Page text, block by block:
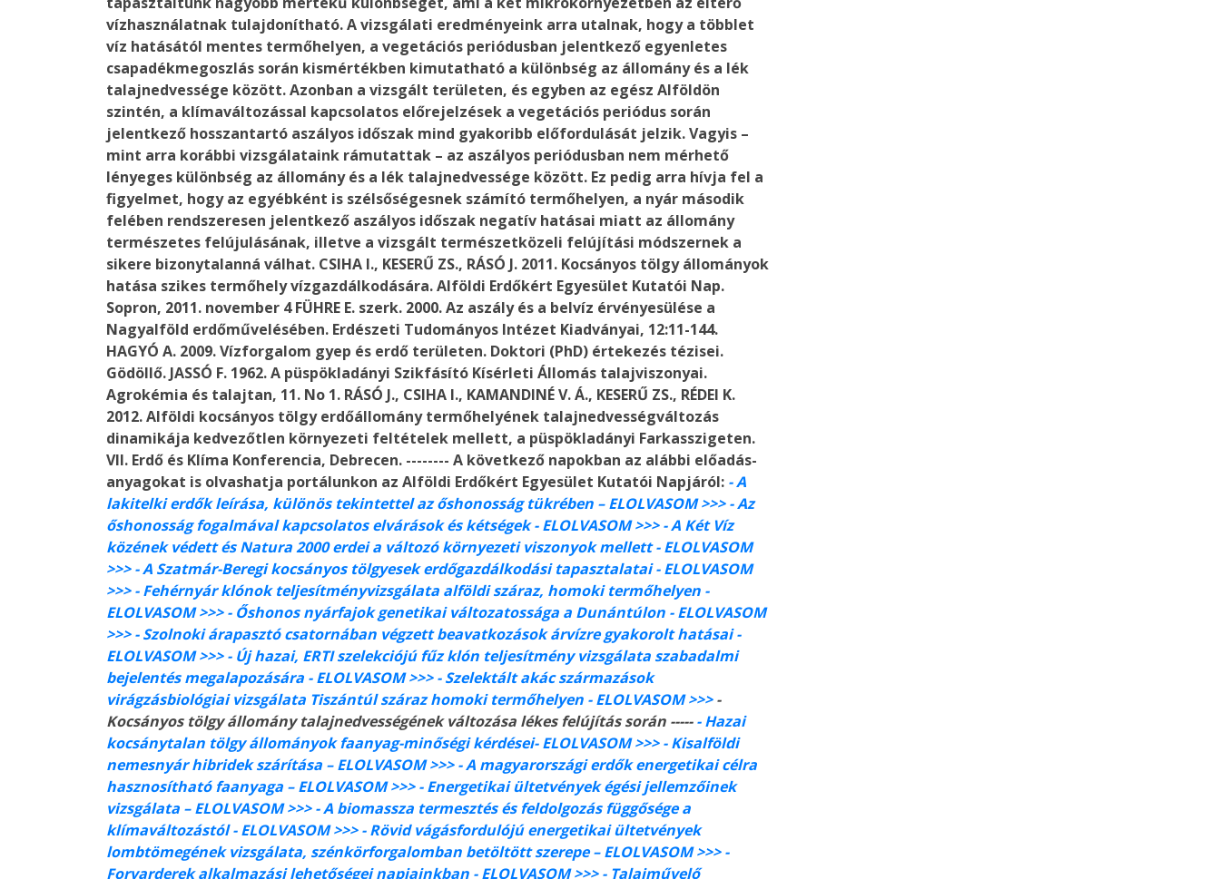
vízhasználatnak tulajdonítható. A vizsgálati eredményeink arra utalnak, hogy a többlet
víz hatásától mentes termőhelyen, a vegetációs periódusban jelentkező egyenletes
csapadékmegoszlás során kismértékben kimutatható a különbség az állomány és a lék
talajnedvessége között. Azonban a vizsgált területen, és egyben az egész Alföldön
szintén, a klímaváltozással kapcsolatos előrejelzések a vegetációs periódus során
jelentkező hosszantartó aszályos időszak mind gyakoribb előfordulását jelzik. Vagyis –
mint arra korábbi vizsgálataink rámutattak – az aszályos periódusban nem mérhető
lényeges különbség az állomány és a lék talajnedvessége között. Ez pedig arra hívja fel a
figyelmet, hogy az egyébként is szélsőségesnek számító termőhelyen, a nyár második
felében rendszeresen jelentkező aszályos időszak negatív hatásai miatt az állomány
természetes felújulásának, illetve a vizsgált természetközeli felújítási módszernek a
sikere bizonytalanná válhat. CSIHA I., KESERŰ ZS., RÁSÓ J. 2011. Kocsányos tölgy állományok
hatása szikes termőhely vízgazdálkodására. Alföldi Erdőkért Egyesület Kutatói Nap.
Sopron, 2011. november 4 FÜHRE E. szerk. 2000. Az aszály és a belvíz érvényesülése a
Nagyalföld erdőművelésében. Erdészeti Tudományos Intézet Kiadványai, 12:11-144.
HAGYÓ A. 2009. Vízforgalom gyep és erdő területen. Doktori (PhD) értekezés tézisei.
Gödöllő. JASSÓ F. 1962. A püspökladányi Szikfásító Kísérleti Állomás talajviszonyai.
Agrokémia és talajtan, 11. No 1. RÁSÓ J., CSIHA I., KAMANDINÉ V. Á., KESERŰ ZS., RÉDEI K.
2012. Alföldi kocsányos tölgy erdőállomány termőhelyének talajnedvességváltozás
dinamikája kedvezőtlen környezeti feltételek mellett, a püspökladányi Farkasszigeten.
VII. Erdő és Klíma Konferencia, Debrecen. -------- A következő napokban az alábbi előadás-
anyagokat is olvashatja portálunkon az Alföldi Erdőkért Egyesület Kutatói Napjáról: - A
lakitelki erdők leírása, különös tekintettel az őshonosság tükrében – ELOLVASOM >>> - Az
őshonosság fogalmával kapcsolatos elvárások és kétségek- ELOLVASOM >>> - A Két Víz
közének védett és Natura 2000 erdei a változó környezeti viszonyok mellett- ELOLVASOM
>>> - A Szatmár-Beregi kocsányos tölgyesek erdőgazdálkodási tapasztalatai- ELOLVASOM
>>> - Fehérnyár klónok teljesítményvizsgálata alföldi száraz, homoki termőhelyen -
ELOLVASOM >>> - Őshonos nyárfajok genetikai változatossága a Dunántúlon - ELOLVASOM
>>> - Szolnoki árapasztó csatornában végzett beavatkozások árvízre gyakorolt hatásai-
ELOLVASOM >>> - Új hazai, ERTI szelekciójú fűz klón teljesítmény vizsgálata szabadalmi
bejelentés megalapozására - ELOLVASOM >>> - Szelektált akác származások
virágzásbiológiai vizsgálata Tiszántúl száraz homoki termőhelyen - ELOLVASOM >>>-
Kocsányos tölgy állomány talajnedvességének változása lékes felújítás során ----- - Hazai
kocsánytalan tölgy állományok faanyag-minőségi kérdései- ELOLVASOM >>> - Kisalföldi
nemesnyár hibridek szárítása –ELOLVASOM >>> - A magyarországi erdők energetikai célra
hasznosítható faanyaga – ELOLVASOM >>> - Energetikai ültetvények égési jellemzőinek
vizsgálata – ELOLVASOM >>> - A biomassza termesztés és feldolgozás függősége a
klímaváltozástól- ELOLVASOM >>> - Rövid vágásfordulójú energetikai ültetvények
lombtömegének vizsgálata, szénkörforgalomban betöltött szerepe– ELOLVASOM >>> -
Forvarderek alkalmazási lehetőségei napjainkban - ELOLVASOM >>> - Talajművelő